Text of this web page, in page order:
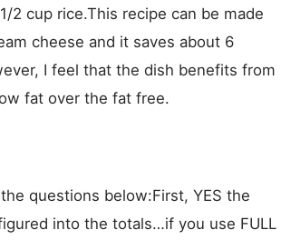
2 cup rice.This recipe can be made
cheese and it saves about 6
I feel that the dish benefits from
fat over the fat free.
questions below:First, YES the
into the totals…if you use FULL